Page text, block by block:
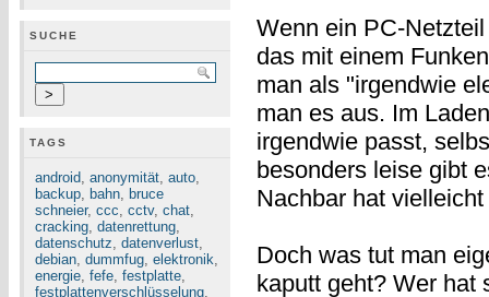
SUCHE
TAGS
android, anonymität, auto,
backup, bahn, bruce
schneier, ccc, cctv, chat,
cracking, datenrettung,
datenschutz, datenverlust,
debian, dummfug, elektronik,
energie, fefe, festplatte,
festplattenverschlüsselung,
Wenn ein PC-
das mit einem
man als "irgendwie
man es aus. Im
irgendwie passt,
besonders leise gibt
Nachbar hat
Doch was tut man
kaputt geht? Wer hat